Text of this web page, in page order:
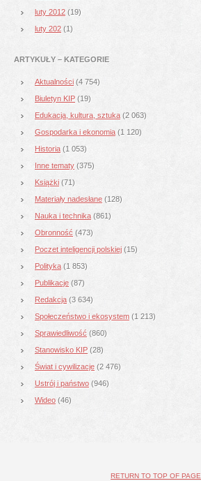
luty 2012 (19)
luty 202 (1)
ARTYKUŁY – KATEGORIE
Aktualności (4 754)
Biuletyn KIP (19)
Edukacja, kultura, sztuka (2 063)
Gospodarka i ekonomia (1 120)
Historia (1 053)
Inne tematy (375)
Książki (71)
Materiały nadesłane (128)
Nauka i technika (861)
Obronność (473)
Poczet inteligencji polskiej (15)
Polityka (1 853)
Publikacje (87)
Redakcja (3 634)
Społeczeństwo i ekosystem (1 213)
Sprawiedliwość (860)
Stanowisko KIP (28)
Świat i cywilizacje (2 476)
Ustrój i państwo (946)
Wideo (46)
RETURN TO TOP OF PAGE